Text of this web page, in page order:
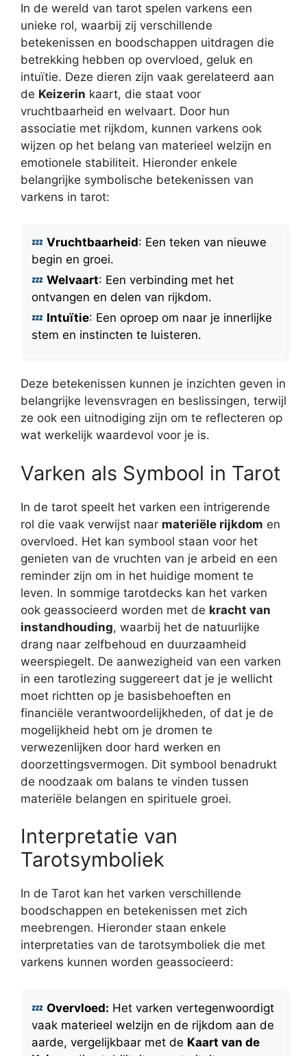
In de wereld van tarot spelen varkens een
unieke rol, waarbij zij verschillende
betekenissen en boodschappen uitdragen die
betrekking hebben op overvloed, geluk en
intuïtie. Deze dieren zijn vaak gerelateerd aan
de Keizerin kaart, die staat voor
vruchtbaarheid en welvaart. Door hun
associatie met rijkdom, kunnen varkens ook
wijzen op het belang van materieel welzijn en
emotionele stabiliteit. Hieronder enkele
belangrijke symbolische betekenissen van
varkens in tarot:
Vruchtbaarheid: Een teken van nieuwe
begin en groei.
Welvaart: Een verbinding met het
ontvangen en delen van rijkdom.
Intuïtie: Een oproep om naar je innerlijke
stem en instincten te luisteren.
Deze betekenissen kunnen je inzichten geven in
belangrijke levensvragen en beslissingen, terwijl
ze ook een uitnodiging zijn om te reflecteren op
wat werkelijk waardevol voor je is.
Varken als Symbool in Tarot
In de tarot speelt het varken een intrigerende
rol die vaak verwijst naar materiële rijkdom en
overvloed. Het kan symbool staan voor het
genieten van de vruchten van je arbeid en een
reminder zijn om in het huidige moment te
leven. In sommige tarotdecks kan het varken
ook geassocieerd worden met de kracht van
instandhouding, waarbij het de natuurlijke
drang naar zelfbehoud en duurzaamheid
weerspiegelt. De aanwezigheid van een varken
in een tarotlezing suggereert dat je je wellicht
moet richtten op je basisbehoeften en
financiële verantwoordelijkheden, of dat je de
mogelijkheid hebt om je dromen te
verwezenlijken door hard werken en
doorzettingsvermogen. Dit symbool benadrukt
de noodzaak om balans te vinden tussen
materiële belangen en spirituele groei.
Interpretatie van
Tarotsymboliek
In de Tarot kan het varken verschillende
boodschappen en betekenissen met zich
meebrengen. Hieronder staan enkele
interpretaties van de tarotsymboliek die met
varkens kunnen worden geassocieerd:
Overvloed: Het varken vertegenwoordigt
vaak materieel welzijn en de rijkdom aan de
aarde, vergelijkbaar met de Kaart van de